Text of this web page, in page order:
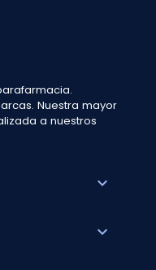
Nuestra mayor
a nuestros
expand_more
expand_more